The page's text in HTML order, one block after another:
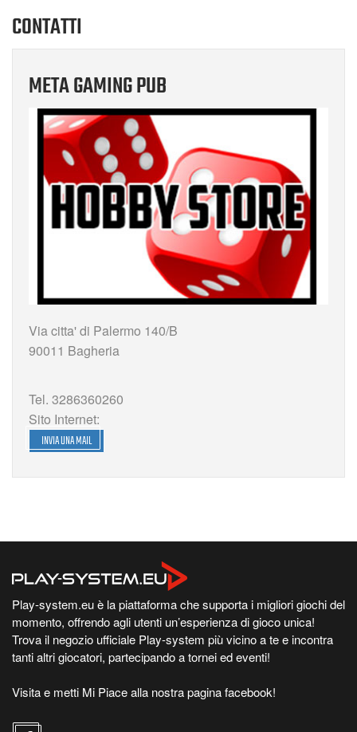
CONTATTI
META GAMING PUB
Via citta' di Palermo 140/B
90011 Bagheria
Tel. 3286360260
Sito Internet:
INVIA UNA MAIL
Play-system.eu è la piattaforma che supporta i migliori giochi del
momento, offrendo agli utenti un’esperienza di gioco unica!
Trova il negozio ufficiale Play-system più vicino a te e incontra
tanti altri giocatori, partecipando a tornei ed eventi!
Visita e metti Mi Piace alla nostra pagina facebook!